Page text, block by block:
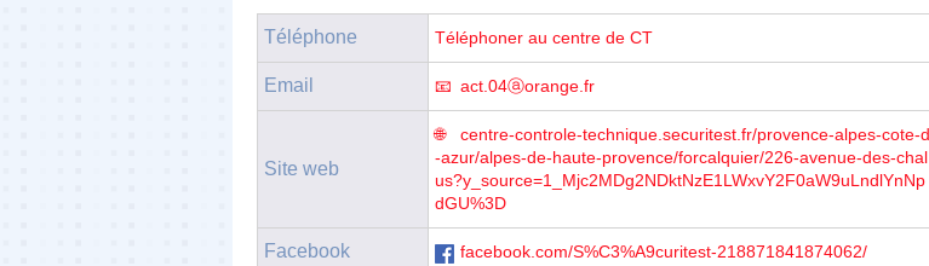
Téléphone Téléphoner au centre de CT
Email act.04ⓐorange.fr
Site web
centre-controle-technique.securitest.fr/provence-alpes-cote-d
-azur/alpes-de-haute-provence/forcalquier/226-avenue-des-chal
us?y_source=1_Mjc2MDg2NDktNzE1LWxvY2F0aW9uLndlYnNp
dGU%3D
Facebook facebook.com/S%C3%A9curitest-218871841874062/